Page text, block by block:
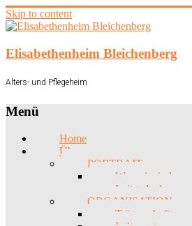
Skip to content
Elisabethenheim Bleichenberg
Alters- und Pflegeheim
Menü
Home
Über uns
PORTRAIT
Wer wir sind
Leitgedanken
ORGANISATION
Trägerschaft